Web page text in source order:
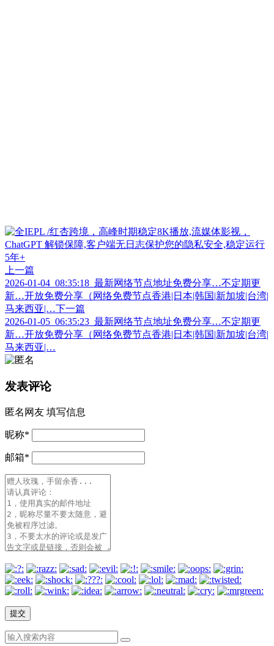
上一篇
2026-01-04_08:35:18_最新网络节点地址免费分享…不定期更
新…开放免费分享（网络免费节点香港|日本|韩国|新加坡|台湾|
马来西亚|… 下一篇
2026-01-05_06:35:23_最新网络节点地址免费分享…不定期更
新…开放免费分享（网络免费节点香港|日本|韩国|新加坡|台湾|
马来西亚|…
发表评论
匿名网友 填写信息
昵称*
邮箱*